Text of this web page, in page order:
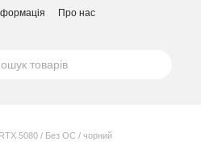
Про нас
5080 / Без ОС / чорний